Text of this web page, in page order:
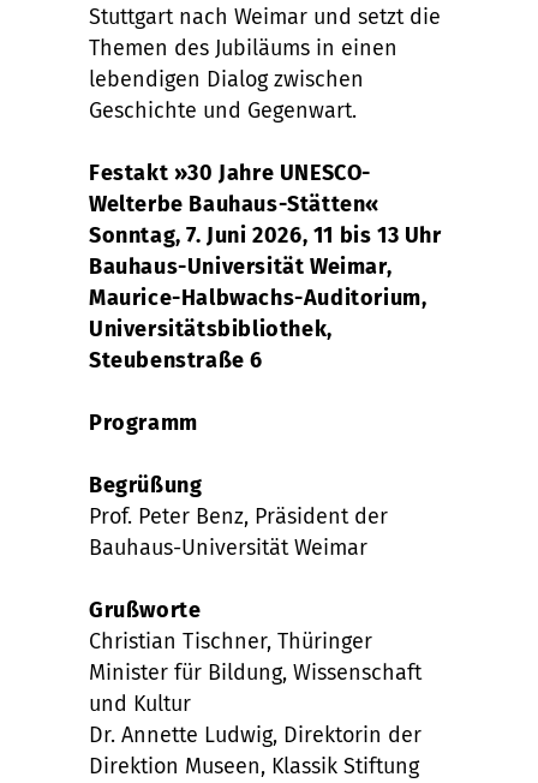
Stuttgart nach Weimar und setzt die
Themen des Jubiläums in einen
lebendigen Dialog zwischen
Geschichte und Gegenwart.
Festakt »30 Jahre UNESCO-
Welterbe Bauhaus-Stätten«
Sonntag, 7. Juni 2026, 11 bis 13 Uhr
Bauhaus-Universität Weimar,
Maurice-Halbwachs-Auditorium,
Universitätsbibliothek,
Steubenstraße 6
Programm
Begrüßung
Prof. Peter Benz, Präsident der
Bauhaus-Universität Weimar
Grußworte
Christian Tischner, Thüringer
Minister für Bildung, Wissenschaft
und Kultur
Dr. Annette Ludwig, Direktorin der
Direktion Museen, Klassik Stiftung